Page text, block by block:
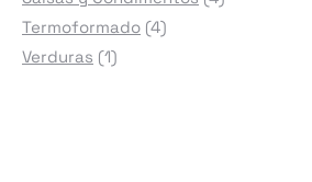
Termoformado 44
Verduras 11